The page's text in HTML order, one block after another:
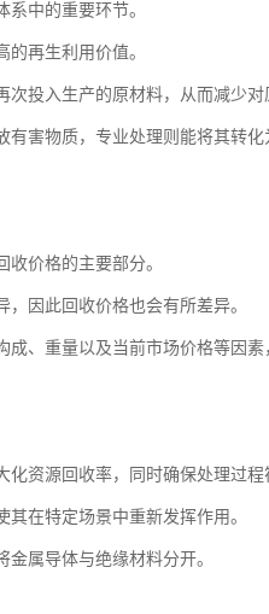
中的重要环节。
再生利用价值。
投入生产的原材料，从而减少
有害物质，专业处理则能将其转
价格的主要部分。
因此回收价格也会有所差异。
、重量以及当前市场价格等因
资源回收率，同时确保处理过
在特定场景中重新发挥作用。
属导体与绝缘材料分开。